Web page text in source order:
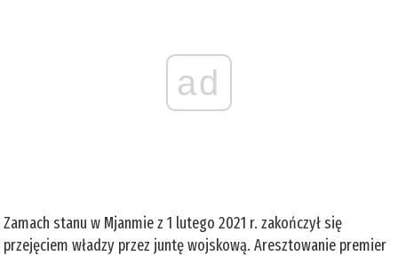
ad
Zamach stanu w Mjanmie z 1 lutego 2021 r. zakończył się
przejęciem władzy przez juntę wojskową. Aresztowanie premier